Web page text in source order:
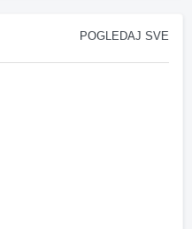
POGLEDAJ SVE